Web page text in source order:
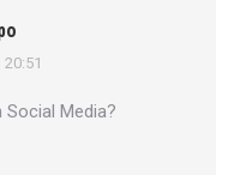
Social Media?